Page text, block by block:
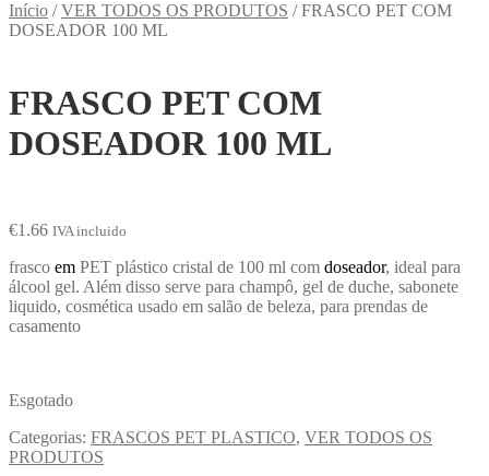
Início /VER TODOS OS PRODUTOS /FRASCO PET COM
DOSEADOR 100 ML
FRASCO PET COM
DOSEADOR 100 ML
€1.66 IVA incluido
frasco em PET plástico cristal de 100 ml com doseador, ideal para
álcool gel. Além disso serve para champô, gel de duche, sabonete
liquido, cosmética usado em salão de beleza, para prendas de
casamento
Esgotado
Categorias: FRASCOS PET PLASTICO, VER TODOS OS
PRODUTOS